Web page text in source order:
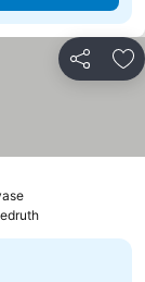
Partilhar